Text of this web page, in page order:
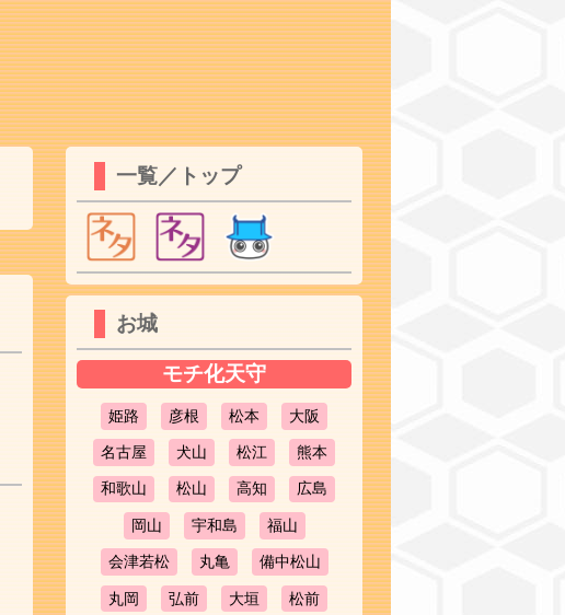
一覧／トップ
お城
モチ化天守
姫路 彦根 松本 大阪
名古屋 犬山 松江 熊本
和歌山 松山 高知 広島
岡山 宇和島 福山
会津若松 丸亀 備中松山
丸岡 弘前 大垣 松前